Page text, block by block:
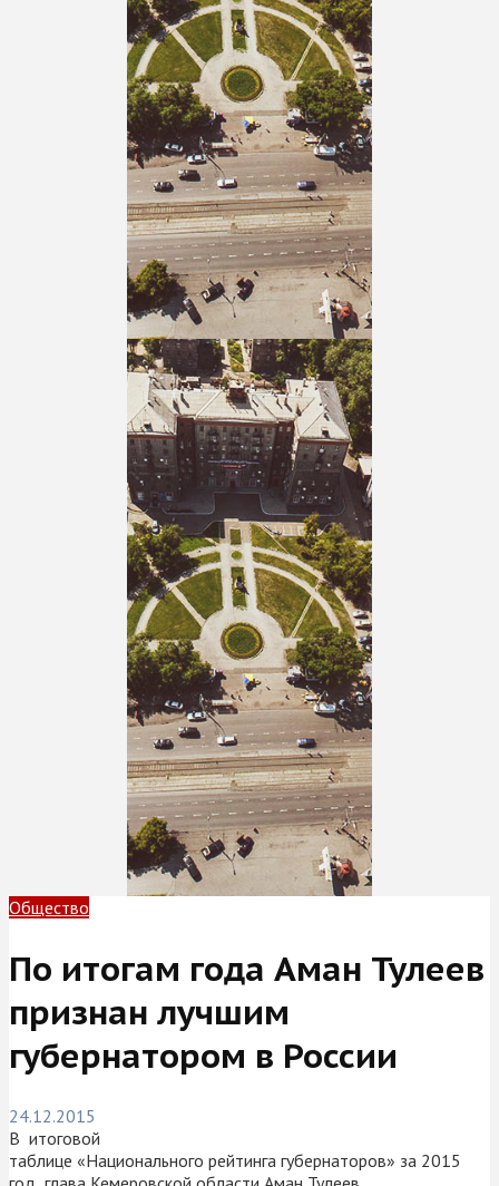
Общество
По итогам года Аман Тулеев
признан лучшим
губернатором в России
24.12.2015
В итоговой
таблице «Национального рейтинга губернаторов» за 2015